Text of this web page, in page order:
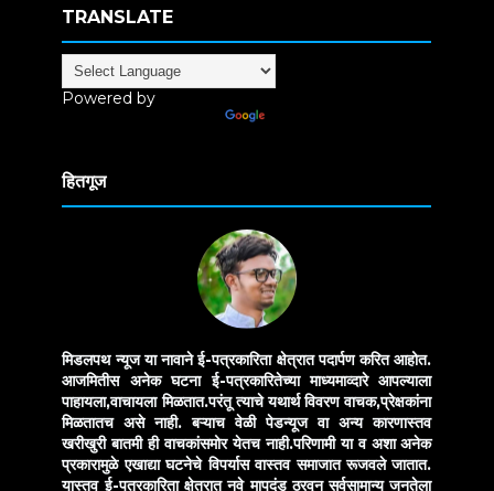
TRANSLATE
Powered by
हितगूज
मिडलपथ न्यूज या नावाने ई-पत्रकारिता क्षेत्रात पदार्पण करित आहोत.
आजमितीस अनेक घटना ई-पत्रकारितेच्या माध्यमाव्दारे आपल्याला
पाहायला,वाचायला मिळतात.परंतू त्याचे यथार्थ विवरण वाचक,प्रेक्षकांना
मिळतातच असे नाही. बऱ्याच वेळी पेडन्यूज वा अन्य कारणास्तव
खरीखुरी बातमी ही वाचकांसमोर येतच नाही.परिणामी या व अशा अनेक
प्रकारामुळे एखाद्या घटनेचे विपर्यास वास्तव समाजात रूजवले जातात.
यास्तव ई-पत्रकारिता क्षेत्रात नवे मापदंड ठरवून सर्वसामान्य जनतेला